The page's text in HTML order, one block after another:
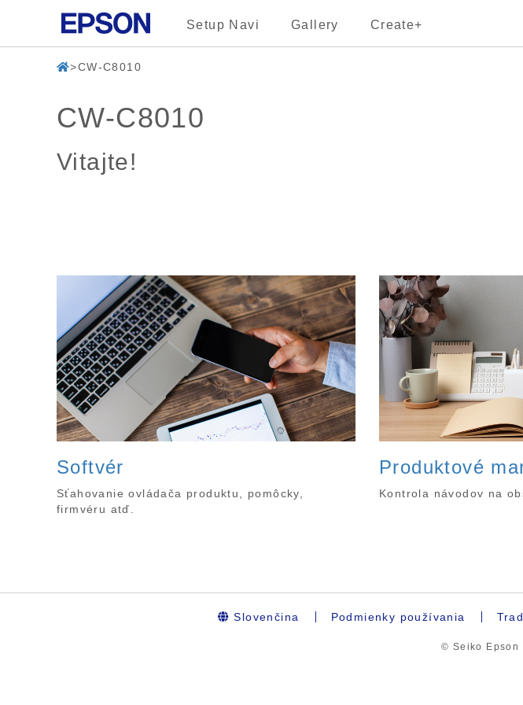
Setup Navi Gallery Create+
CW-C8010
CW-C8010
Vitajte!
Softvér
Sťahovanie ovládača produktu, pomôcky,
firmvéru atď.
Produktové
Kontrola návodov na
Slovenčina Podmienky používania
© Seiko